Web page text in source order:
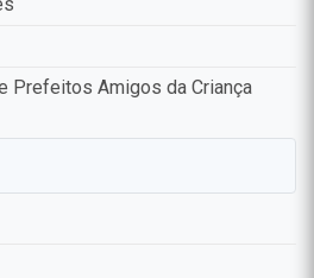
Prefeitos Amigos da Criança